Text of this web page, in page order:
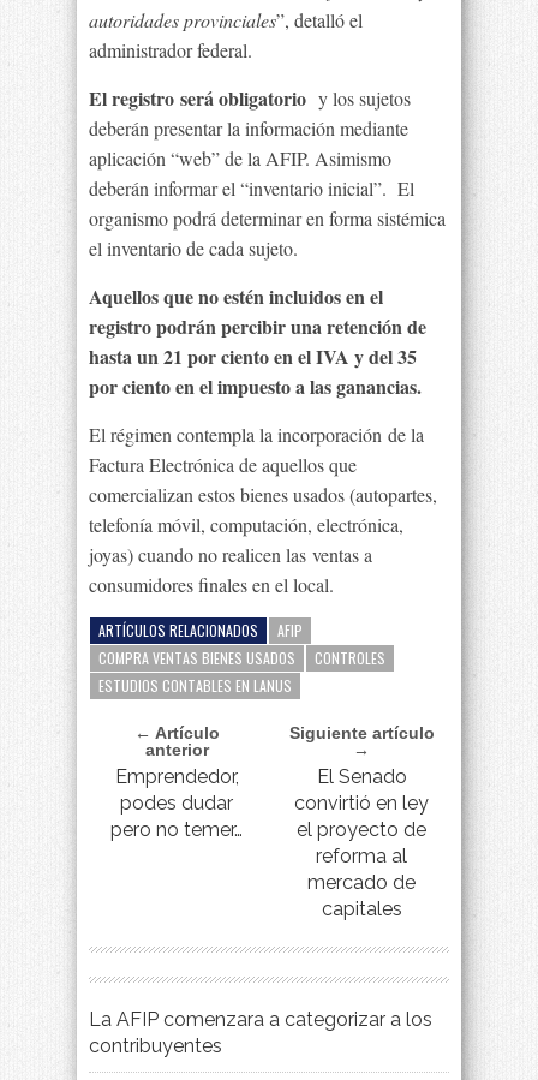
autoridades provinciales”, detalló el
administrador federal.
El registro será obligatorio y los sujetos
deberán presentar la información mediante
aplicación “web” de la AFIP. Asimismo
deberán informar el “inventario inicial”. El
organismo podrá determinar en forma sistémica
el inventario de cada sujeto.
Aquellos que no estén incluidos en el
registro podrán percibir una retención de
hasta un 21 por ciento en el IVA y del 35
por ciento en el impuesto a las ganancias.
El régimen contempla la incorporación de la
Factura Electrónica de aquellos que
comercializan estos bienes usados (autopartes,
telefonía móvil, computación, electrónica,
joyas) cuando no realicen las ventas a
consumidores finales en el local.
ARTÍCULOS RELACIONADOS
AFIP
COMPRA VENTAS BIENES USADOS
CONTROLES
ESTUDIOS CONTABLES EN LANUS
← Artículo
anterior
Emprendedor,
podes dudar
pero no temer…
Siguiente artículo
→
El Senado
convirtió en ley
el proyecto de
reforma al
mercado de
capitales
La AFIP comenzara a categorizar a los
contribuyentes